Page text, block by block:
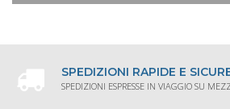
SPEDIZIONI RAPIDE E
SPEDIZIONI ESPRESSE IN VIAGGIO SU